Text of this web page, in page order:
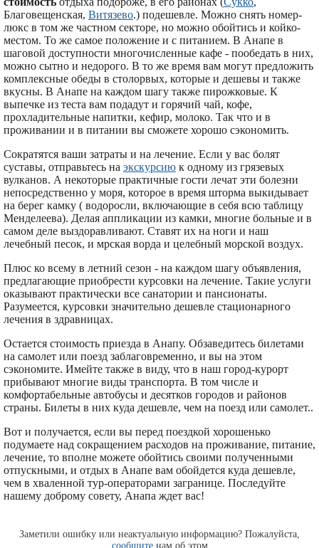
Благовещенская, Витязево.) подешевле. Можно снять номер-
люкс в том же частном секторе, но можно обойтись и койко-
местом. То же самое положение и с питанием. В Анапе в
шаговой доступности многочисленные кафе - пообедать в них,
можно сытно и недорого. В то же время вам могут предложить
комплексные обеды в столорвых, которые и дешевы и также
вкусны. В Анапе на каждом шагу также пирожковые. К
выпечке из теста вам подадут и горячий чай, кофе,
прохладительные напитки, кефир, молоко. Так что и в
проживании и в питании вы сможете хорошо сэкономить.
Сократятся ваши затраты и на лечение. Если у вас болят
суставы, отправьтесь на экскурсию к одному из грязевых
вулканов. А некоторые практичные гости лечат эти болезни
непосредственно у моря, которое в время шторма выкидывает
на берег камку ( водоросли, включающие в себя всю таблицу
Менделеева). Делая аппликации из камки, многие больные и в
самом деле выздоравливают. Ставят их на ноги и наш
лечебный песок, и мрская ворда и целебный морской воздух.
Плюс ко всему в летний сезон - на каждом шагу объявления,
предлагающие приобрести курсовки на лечение. Такие услуги
оказывают практически все санатории и пансионаты.
Разумеется, курсовки значительно дешевле стационарного
лечения в здравницах.
Остается стоимость приезда в Анапу. Обзаведитесь билетами
на самолет или поезд заблаговременно, и вы на этом
сэкономите. Имейте также в виду, что в наш город-курорт
прибывают многие виды транспорта. В том числе и
комфортабельные автобусы и десятков городов и районов
страны. Билеты в них куда дешевле, чем на поезд или самолет..
Вот и получается, если вы перед поездкой хорошенько
подумаете над сокращением расходов на проживание, питание,
лечение, то вполне можете обойтись своими полученными
отпускными, и отдых в Анапе вам обойдется куда дешевле,
чем в хваленной тур-операторами загранице. Последуйте
нашему доброму совету, Анапа ждет вас!
Заметили ошибку или неактуальную информацию? Пожалуйста,
сообщитенам об этом